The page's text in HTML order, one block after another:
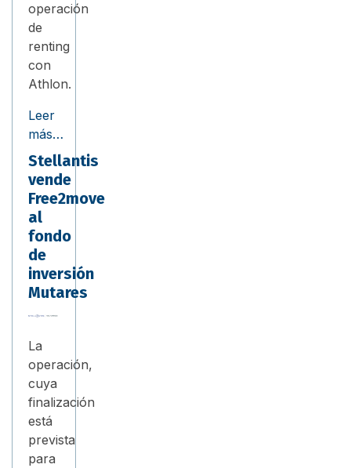
operación
de
renting
con
Athlon.
Leer
más…
Stellantis
vende
Free2move
al
fondo
de
inversión
Mutares
La
operación,
cuya
finalización
está
prevista
para